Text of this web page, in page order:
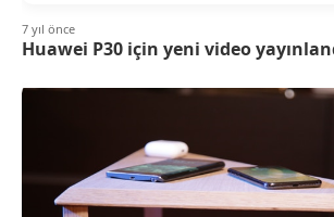
7 yıl önce
Huawei P30 için yeni video